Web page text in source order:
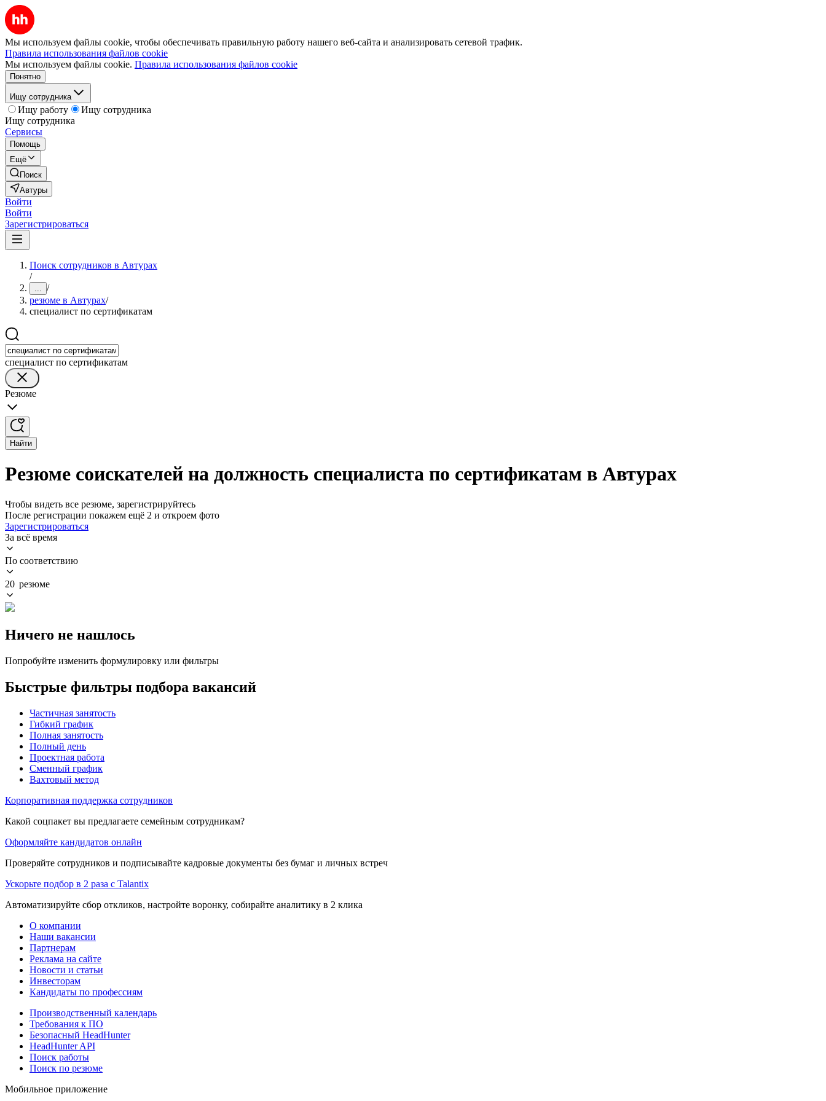
Мы используем файлы cookie, чтобы обеспечивать правильную работу нашего веб-сайта и анализировать сетевой трафик.
Правила использования файлов cookie
Мы используем файлы cookie. Правила использования файлов cookie
Понятно
Ищу сотрудника
Ищу работу
Ищу сотрудника
Ищу сотрудника
Сервисы
Помощь
Ещё
Поиск
Автуры
Войти
Войти
Зарегистрироваться
Поиск сотрудников в Автурах
/
... /
резюме в Автурах/
специалист по сертификатам
специалист по сертификатам
Резюме
Найти
Резюме соискателей на должность специалиста по сертификатам в Автурах
Чтобы видеть все резюме, зарегистрируйтесь
После регистрации покажем ещё 2 и откроем фото
Зарегистрироваться
За всё время
По соответствию
20 резюме
Ничего не нашлось
Попробуйте изменить формулировку или фильтры
Быстрые фильтры подбора вакансий
Частичная занятость
Гибкий график
Полная занятость
Полный день
Проектная работа
Сменный график
Вахтовый метод
Корпоративная поддержка сотрудников
Какой соцпакет вы предлагаете семейным сотрудникам?
Оформляйте кандидатов онлайн
Проверяйте сотрудников и подписывайте кадровые документы без бумаг и личных встреч
Ускорьте подбор в 2 раза с Talantix
Автоматизируйте сбор откликов, настройте воронку, собирайте аналитику в 2 клика
О компании
Наши вакансии
Партнерам
Реклама на сайте
Новости и статьи
Инвесторам
Кандидаты по профессиям
Производственный календарь
Требования к ПО
Безопасный HeadHunter
HeadHunter API
Поиск работы
Поиск по резюме
Мобильное приложение